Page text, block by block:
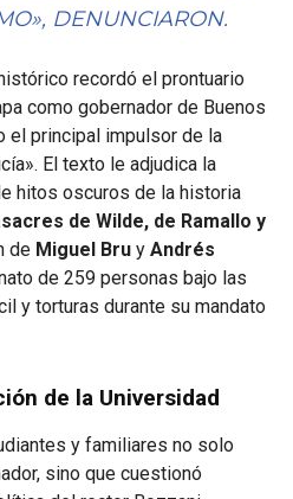
DENUNCIARON.
recordó el prontuario
como gobernador de Buenos
el principal impulsor de la
El texto le adjudica la
hitos oscuros de la historia
de Wilde, de Ramallo y
de Miguel Bru y Andrés
de 259 personas bajo las
y torturas durante su mandato
de la Universidad
y familiares no solo
sino que cuestionó